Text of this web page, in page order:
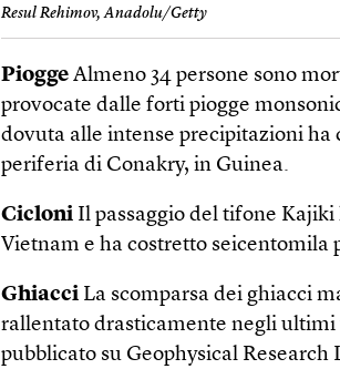
Resul Rehimov, Anadolu/Getty
Piogge Almeno 34 persone sono
provocate dalle forti piogge
dovuta alle intense precipitazioni ha
periferia di Conakry, in Guinea.
Cicloni Il passaggio del tifone
Vietnam e ha costretto seicentomila
Ghiacci La scomparsa dei ghiacci
rallentato drasticamente negli ultimi
pubblicato su Geophysical Research